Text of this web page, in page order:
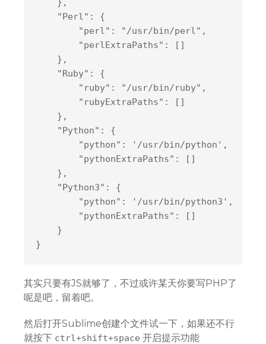
} ,
    "
Perl": {
        "
perl": "/usr/bin/perl" ,
        "
perlExtraPaths":
[]
} ,
    "
Ruby": {
        "
ruby": "/usr/bin/ruby" ,
        "
rubyExtraPaths":
[]
} ,
    "
Python": {
        "
python": '/usr/bin/python' ,
        "
pythonExtraPaths":
[]
} ,
    "
Python3": {
        "
python": '/usr/bin/python3' ,
        "
pythonExtraPaths":
[]
其实只要有JS就够了，不过或许某天你要写PHP了
呢是吧，留着吧。
然后打开Sublime创建个文件试一下，如果还不行
就按下 ctrl+shift+space 开启提示功能